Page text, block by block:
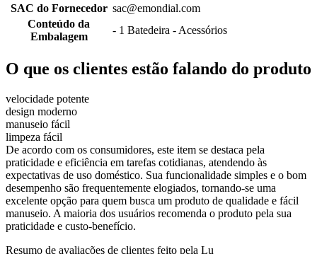
SAC do Fornecedor sac@emondial.com
Conteúdo da
Embalagem
- 1 Batedeira - Acessórios
O que os clientes estão falando do produto
velocidade potente
design moderno
manuseio fácil
limpeza fácil
De acordo com os consumidores, este item se destaca pela
praticidade e eficiência em tarefas cotidianas, atendendo às
expectativas de uso doméstico. Sua funcionalidade simples e o bom
desempenho são frequentemente elogiados, tornando-se uma
excelente opção para quem busca um produto de qualidade e fácil
manuseio. A maioria dos usuários recomenda o produto pela sua
praticidade e custo-benefício.
Resumo de avaliações de clientes feito pela Lu